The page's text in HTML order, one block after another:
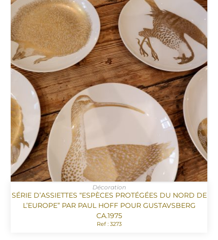
Décoration
SÉRIE D’ASSIETTES “ESPÈCES PROTÉGÉES DU NORD DE
L’EUROPE” PAR PAUL HOFF POUR GUSTAVSBERG
CA.1975
Ref : 3273